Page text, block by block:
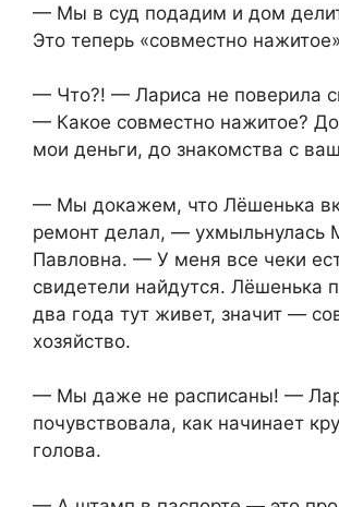
— Мы в суд подадим и дом
Это теперь «совместно
— Что?! — Лариса не поверила
— Какое совместно нажитое?
мои деньги, до знакомства с
— Мы докажем, что Лёшенька
ремонт делал, — ухмыльнулась
Павловна. — У меня все чеки
свидетели найдутся. Лёшенька
два года тут живет, значит —
хозяйство.
— Мы даже не расписаны! —
почувствовала, как начинает
голова.